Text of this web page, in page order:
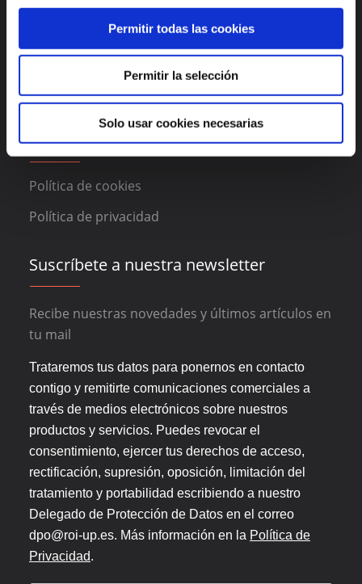
Permitir todas las cookies
Permitir la selección
Solo usar cookies necesarias
Acerca de DAAS Suite
Blog
Contacto
Legal
Política de cookies
Política de privacidad
Suscríbete a nuestra newsletter
Recibe nuestras novedades y últimos artículos en
tu mail
Trataremos tus datos para ponernos en contacto
contigo y remitirte comunicaciones comerciales a
través de medios electrónicos sobre nuestros
productos y servicios. Puedes revocar el
consentimiento, ejercer tus derechos de acceso,
rectificación, supresión, oposición, limitación del
tratamiento y portabilidad escribiendo a nuestro
Delegado de Protección de Datos en el correo
dpo@roi-up.es. Más información en la Política de
Privacidad.